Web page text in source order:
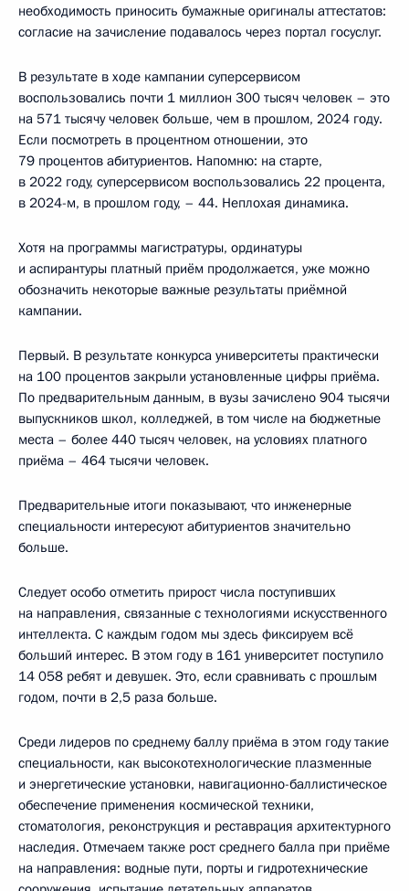
необходимость приносить бумажные оригиналы аттестатов:
согласие на зачисление подавалось через портал госуслуг.
В результате в ходе кампании суперсервисом
воспользовались почти 1 миллион 300 тысяч человек – это
на 571 тысячу человек больше, чем в прошлом, 2024 году.
Если посмотреть в процентном отношении, это
79 процентов абитуриентов. Напомню: на старте,
в 2022 году, суперсервисом воспользовались 22 процента,
в 2024-м, в прошлом году, – 44. Неплохая динамика.
Хотя на программы магистратуры, ординатуры
и аспирантуры платный приём продолжается, уже можно
обозначить некоторые важные результаты приёмной
кампании.
Первый. В результате конкурса университеты практически
на 100 процентов закрыли установленные цифры приёма.
По предварительным данным, в вузы зачислено 904 тысячи
выпускников школ, колледжей, в том числе на бюджетные
места – более 440 тысяч человек, на условиях платного
приёма – 464 тысячи человек.
Предварительные итоги показывают, что инженерные
специальности интересуют абитуриентов значительно
больше.
Следует особо отметить прирост числа поступивших
на направления, связанные с технологиями искусственного
интеллекта. С каждым годом мы здесь фиксируем всё
больший интерес. В этом году в 161 университет поступило
14 058 ребят и девушек. Это, если сравнивать с прошлым
годом, почти в 2,5 раза больше.
Среди лидеров по среднему баллу приёма в этом году такие
специальности, как высокотехнологические плазменные
и энергетические установки, навигационно-баллистическое
обеспечение применения космической техники,
стоматология, реконструкция и реставрация архитектурного
наследия. Отмечаем также рост среднего балла при приёме
на направления: водные пути, порты и гидротехнические